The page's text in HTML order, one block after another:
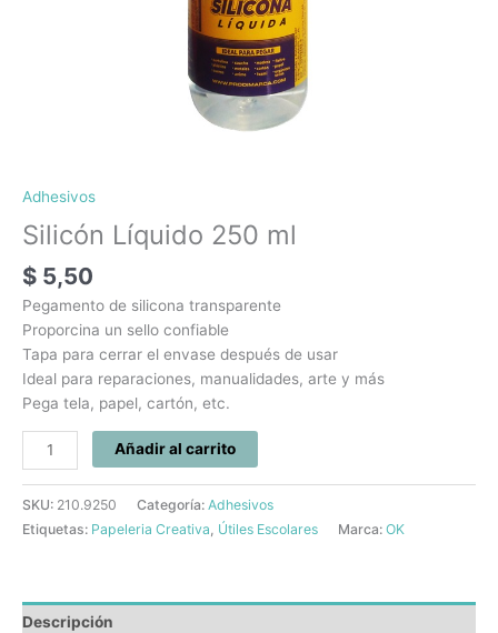
Adhesivos
Silicón Líquido 250 ml
$ 5,50
Pegamento de silicona transparente
Proporcina un sello confiable
Tapa para cerrar el envase después de usar
Ideal para reparaciones, manualidades, arte y más
Pega tela, papel, cartón, etc.
Añadir al carrito
SKU: 210.9250 Categoría: Adhesivos
Etiquetas: Papeleria Creativa Útiles Escolares Marca: OK
Descripción